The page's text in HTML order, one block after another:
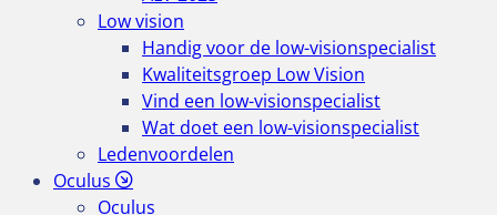
Low vision
Handig voor de low-visionspecialist
Kwaliteitsgroep Low Vision
Vind een low-visionspecialist
Wat doet een low-visionspecialist
Ledenvoordelen
Oculus
Oculus